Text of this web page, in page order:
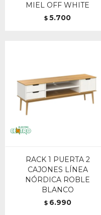
MIEL OFF WHITE
$ 5.700
RACK 1 PUERTA 2
CAJONES LÍNEA
NÓRDICA ROBLE
BLANCO
$ 6.990